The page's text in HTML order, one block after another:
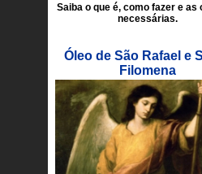
Saiba o que é, como fazer e as
necessárias.
Óleo de São Rafael e
Filomena